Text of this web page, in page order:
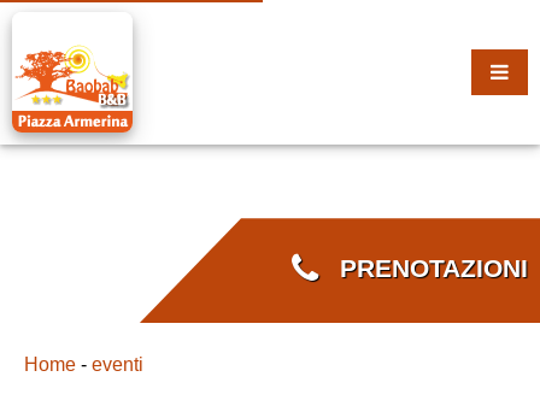
PRENOTAZIONI
Home - eventi